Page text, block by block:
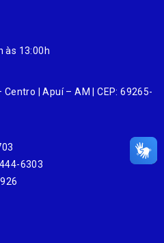
às 13:00h
| Apuí – AM | CEP: 69265-
6303